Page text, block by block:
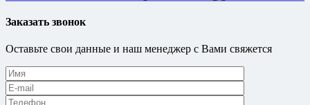
Заказать звонок
Оставьте свои данные и наш менеджер с Вами свяжется